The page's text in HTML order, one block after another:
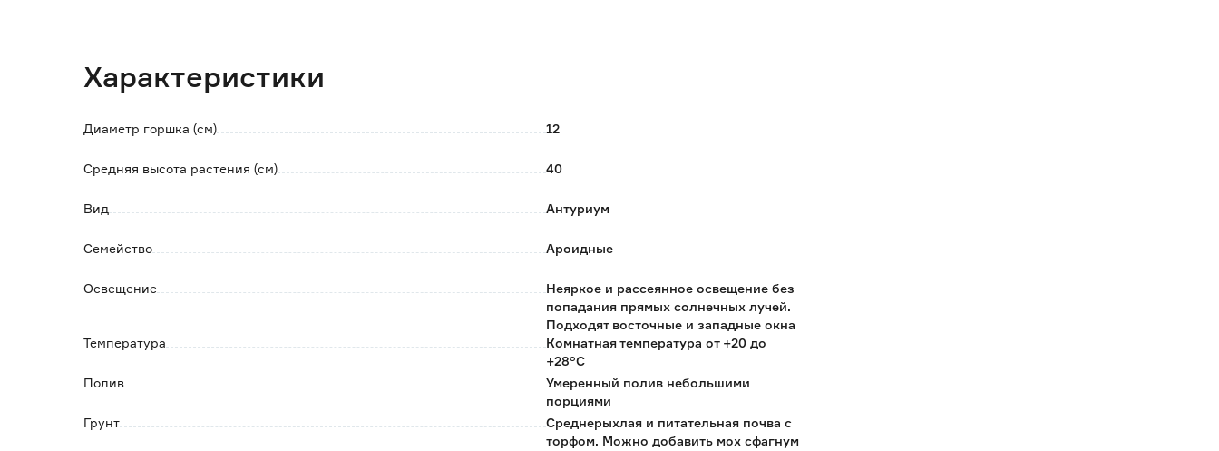
опрыскивать листья из пульверизатора и протирать их от пыли влажной губкой.
Характеристики
Диаметр горшка (см) 12
Средняя высота растения (см) 40
Вид Антуриум
Семейство Ароидные
Освещение
Неяркое и рассеянное освещение без
попадания прямых солнечных лучей.
Подходят восточные и западные окна
Температура
Комнатная температура от +20 до
+28°C
Полив
Умеренный полив небольшими
порциями
Грунт
Среднерыхлая и питательная почва с
торфом. Можно добавить мох сфагнум